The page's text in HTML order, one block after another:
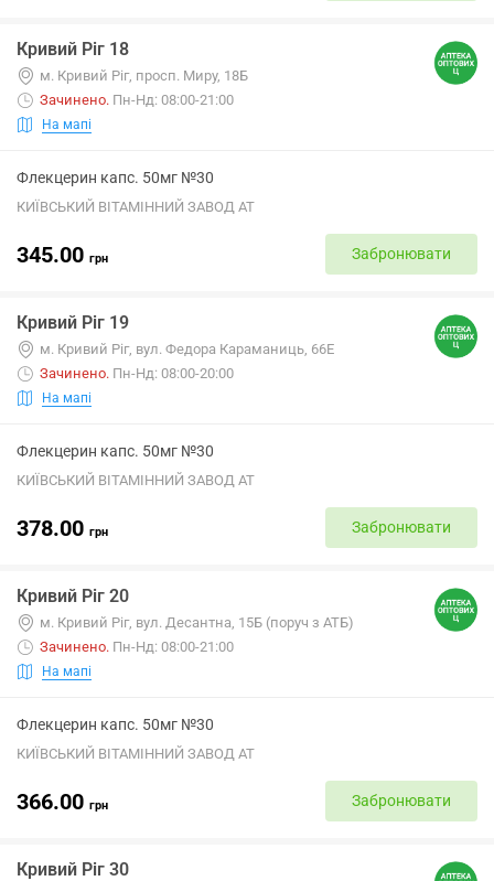
Кривий Ріг 18
м. Кривий Ріг, просп. Миру, 18Б
Зачинено. Пн-Нд: 08:00-21:00
На мапі
Флекцерин капс. 50мг №30
КИЇВСЬКИЙ ВІТАМІННИЙ ЗАВОД АТ
345.00 грн Забронювати
Кривий Ріг 19
м. Кривий Ріг, вул. Федора Караманиць, 66Е
Зачинено. Пн-Нд: 08:00-20:00
На мапі
Флекцерин капс. 50мг №30
КИЇВСЬКИЙ ВІТАМІННИЙ ЗАВОД АТ
378.00 грн Забронювати
Кривий Ріг 20
м. Кривий Ріг, вул. Десантна, 15Б (поруч з АТБ)
Зачинено. Пн-Нд: 08:00-21:00
На мапі
Флекцерин капс. 50мг №30
КИЇВСЬКИЙ ВІТАМІННИЙ ЗАВОД АТ
366.00 грн Забронювати
Кривий Ріг 30